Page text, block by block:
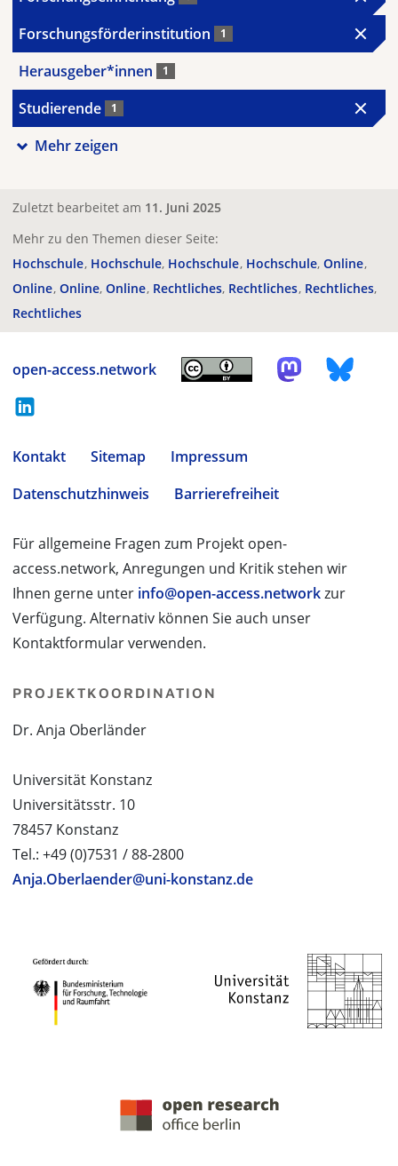
Forschungsförderinstitution 1
Herausgeber*innen 1
Studierende 1
Mehr zeigen
Zuletzt bearbeitet am 11. Juni 2025
Mehr zu den Themen dieser Seite:
Hochschule Hochschule Hochschule Hochschule Online
Online Online Online Rechtliches Rechtliches Rechtliches
Rechtliches
open-access.network
Kontakt Sitemap
Impressum
Datenschutzhinweis
Barrierefreiheit
Für allgemeine Fragen zum Projekt open-
access.network, Anregungen und Kritik stehen wir
Ihnen gerne unter info@open-access.networkzur
Verfügung. Alternativ können Sie auch unser
Kontaktformular verwenden.
PROJEKTKOORDINATION
Dr. Anja Oberländer
Universität Konstanz
Universitätsstr. 10
78457 Konstanz
Tel.: +49 (0)7531 / 88-2800
Anja.Oberlaender@uni-konstanz.de